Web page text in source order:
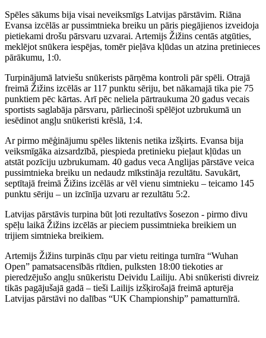
Spēles sākums bija visai neveiksmīgs Latvijas pārstāvim. Riāna
Evansa izcēlās ar pussimtnieka breiku un pāris piegājienos izveidoja
pietiekami drošu pārsvaru uzvarai. Artemijs Žižins centās atgūties,
meklējot snūkera iespējas, tomēr pieļāva kļūdas un atzina pretinieces
pārākumu, 1:0.
Turpinājumā latviešu snūkerists pārņēma kontroli pār spēli. Otrajā
freimā Žižins izcēlās ar 117 punktu sēriju, bet nākamajā tika pie 75
punktiem pēc kārtas. Arī pēc neliela pārtraukuma 20 gadus vecais
sportists saglabāja pārsvaru, pārliecinoši spēlējot uzbrukumā un
iesēdinot angļu snūkeristi krēslā, 1:4.
Ar pirmo mēģinājumu spēles liktenis netika izšķirts. Evansa bija
veiksmīgāka aizsardzībā, piespieda pretinieku pieļaut kļūdas un
atstāt pozīciju uzbrukumam. 40 gadus veca Anglijas pārstāve veica
pussimtnieka breiku un nedaudz mīkstināja rezultātu. Savukārt,
septītajā freimā Žižins izcēlās ar vēl vienu simtnieku – teicamo 145
punktu sēriju – un izcīnīja uzvaru ar rezultātu 5:2.
Latvijas pārstāvis turpina būt ļoti rezultatīvs šosezon - pirmo divu
spēļu laikā Žižins izcēlās ar pieciem pussimtnieka breikiem un
trijiem simtnieka breikiem.
Artemijs Žižins turpinās cīņu par vietu reitinga turnīra “Wuhan
Open” pamatsacensībās rītdien, pulksten 18:00 tiekoties ar
pieredzējušo angļu snūkeristu Deividu Lailiju. Abi snūkeristi divreiz
tikās pagājušajā gadā – tieši Lailijs izšķirošajā freimā apturēja
Latvijas pārstāvi no dalības “UK Championship” pamatturnīrā.